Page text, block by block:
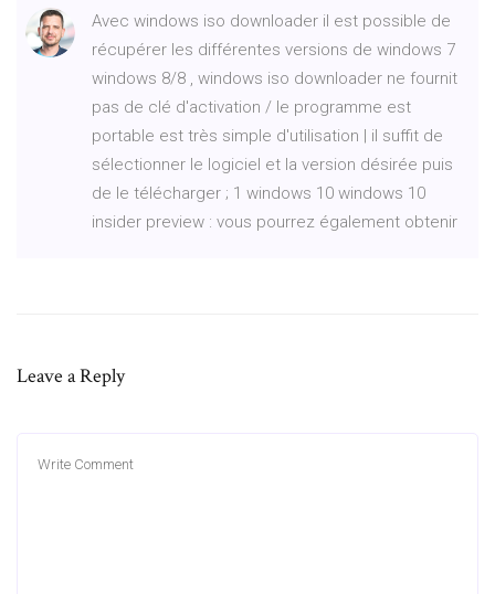
Avec windows iso downloader il est possible de
récupérer les différentes versions de windows 7
windows 8/8 , windows iso downloader ne fournit
pas de clé d'activation / le programme est
portable est très simple d'utilisation | il suffit de
sélectionner le logiciel et la version désirée puis
de le télécharger ; 1 windows 10 windows 10
insider preview : vous pourrez également obtenir
Leave a Reply